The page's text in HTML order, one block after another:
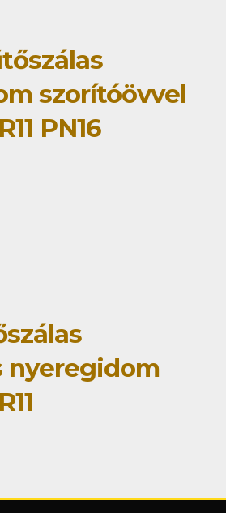
szorítóövvel
PN16
nyeregidom